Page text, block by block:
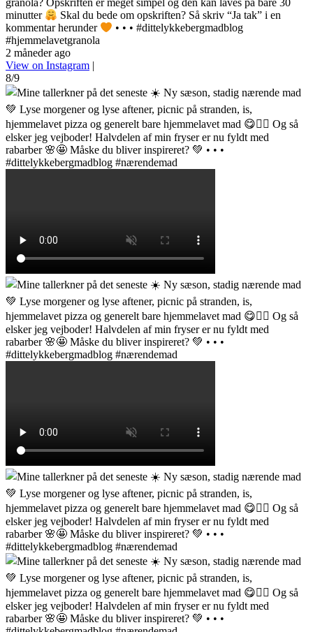
minutter
Skal du bede om opskriften? Så skriv “Ja tak” i en
kommentar herunder
• • • #dittelykkebergmadblog
#hjemmelavetgranola
2 måneder ago
View on Instagram |
8/9